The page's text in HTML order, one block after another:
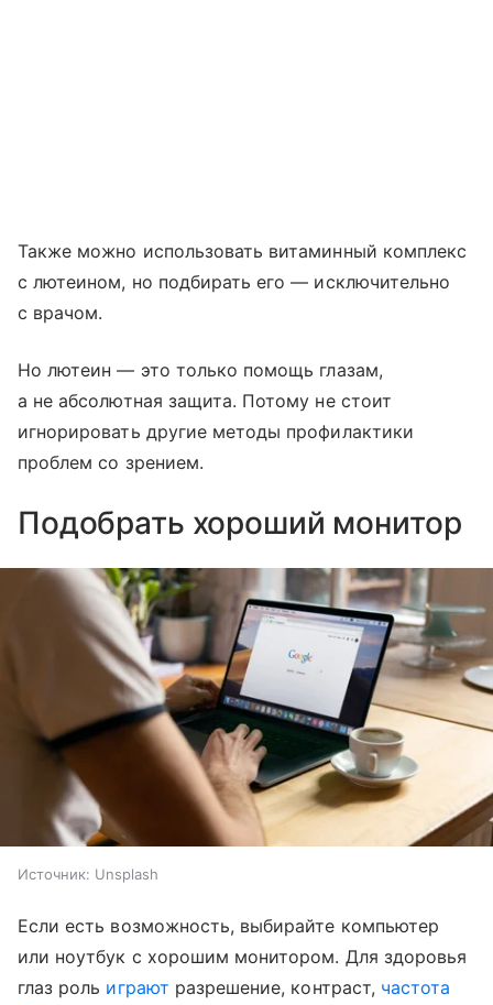
Также можно использовать витаминный комплекс
с лютеином, но подбирать его — исключительно
с врачом.
Но лютеин — это только помощь глазам,
а не абсолютная защита. Потому не стоит
игнорировать другие методы профилактики
проблем со зрением.
Подобрать хороший монитор
Источник: Unsplash
Если есть возможность, выбирайте компьютер
или ноутбук с хорошим монитором. Для здоровья
глаз роль играют разрешение, контраст, частота